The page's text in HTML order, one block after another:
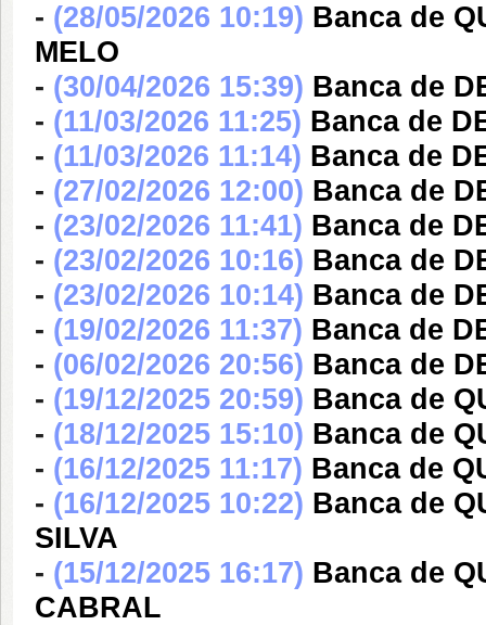
- (28/05/2026 10:19) Banca de
MELO
- (30/04/2026 15:39) Banca de
- (11/03/2026 11:25) Banca de
- (11/03/2026 11:14) Banca de
- (27/02/2026 12:00) Banca de
- (23/02/2026 11:41) Banca de
- (23/02/2026 10:16) Banca de
- (23/02/2026 10:14) Banca de
- (19/02/2026 11:37) Banca de
- (06/02/2026 20:56) Banca de
- (19/12/2025 20:59) Banca de
- (18/12/2025 15:10) Banca de
- (16/12/2025 11:17) Banca de
- (16/12/2025 10:22) Banca de
SILVA
- (15/12/2025 16:17) Banca de
CABRAL